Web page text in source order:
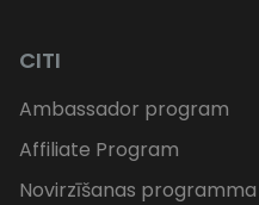
CITI
Ambassador program
Affiliate Program
Novirzīšanas programma